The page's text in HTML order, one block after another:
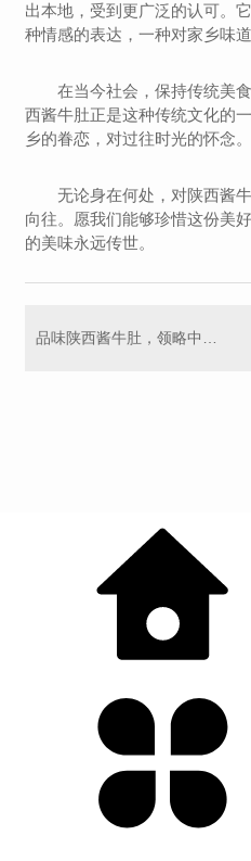
出本地，受到更广泛的认可。
种情感的表达，一种对家乡味
在当今社会，保持传统美
西酱牛肚正是这种传统文化的
乡的眷恋，对过往时光的怀念。
无论身在何处，对陕西酱
向往。愿我们能够珍惜这份美
的美味永远传世。